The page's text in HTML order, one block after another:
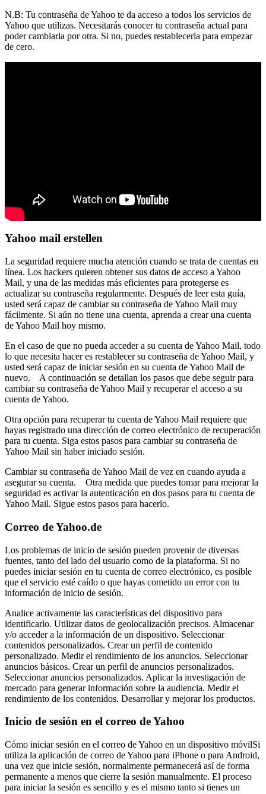
N.B: Tu contraseña de Yahoo te da acceso a todos los servicios de
Yahoo que utilizas. Necesitarás conocer tu contraseña actual para
poder cambiarla por otra. Si no, puedes restablecerla para empezar
de cero.
Yahoo mail erstellen
La seguridad requiere mucha atención cuando se trata de cuentas en
línea. Los hackers quieren obtener sus datos de acceso a Yahoo
Mail, y una de las medidas más eficientes para protegerse es
actualizar su contraseña regularmente. Después de leer esta guía,
usted será capaz de cambiar su contraseña de Yahoo Mail muy
fácilmente. Si aún no tiene una cuenta, aprenda a crear una cuenta
de Yahoo Mail hoy mismo.
En el caso de que no pueda acceder a su cuenta de Yahoo Mail, todo
lo que necesita hacer es restablecer su contraseña de Yahoo Mail, y
usted será capaz de iniciar sesión en su cuenta de Yahoo Mail de
nuevo. A continuación se detallan los pasos que debe seguir para
cambiar su contraseña de Yahoo Mail y recuperar el acceso a su
cuenta de Yahoo.
Otra opción para recuperar tu cuenta de Yahoo Mail requiere que
hayas registrado una dirección de correo electrónico de recuperación
para tu cuenta. Siga estos pasos para cambiar su contraseña de
Yahoo Mail sin haber iniciado sesión.
Cambiar su contraseña de Yahoo Mail de vez en cuando ayuda a
asegurar su cuenta. Otra medida que puedes tomar para mejorar la
seguridad es activar la autenticación en dos pasos para tu cuenta de
Yahoo Mail. Sigue estos pasos para hacerlo.
Correo de Yahoo.de
Los problemas de inicio de sesión pueden provenir de diversas
fuentes, tanto del lado del usuario como de la plataforma. Si no
puedes iniciar sesión en tu cuenta de correo electrónico, es posible
que el servicio esté caído o que hayas cometido un error con tu
información de inicio de sesión.
Analice activamente las características del dispositivo para
identificarlo. Utilizar datos de geolocalización precisos. Almacenar
y/o acceder a la información de un dispositivo. Seleccionar
contenidos personalizados. Crear un perfil de contenido
personalizado. Medir el rendimiento de los anuncios. Seleccionar
anuncios básicos. Crear un perfil de anuncios personalizados.
Seleccionar anuncios personalizados. Aplicar la investigación de
mercado para generar información sobre la audiencia. Medir el
rendimiento de los contenidos. Desarrollar y mejorar los productos.
Inicio de sesión en el correo de Yahoo
Cómo iniciar sesión en el correo de Yahoo en un dispositivo móvilSi
utiliza la aplicación de correo de Yahoo para iPhone o para Android,
una vez que inicie sesión, normalmente permanecerá así de forma
permanente a menos que cierre la sesión manualmente. El proceso
para iniciar la sesión es sencillo y es el mismo tanto si tienes un